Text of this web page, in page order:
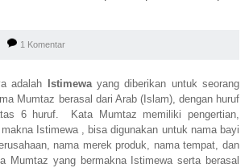
1 Komentar
adalah Istimewa yang diberikan untuk seorang
Mumtaz berasal dari Arab (Islam), dengan huruf
6 huruf. Kata Mumtaz memiliki pengertian,
Istimewa , bisa digunakan untuk nama bayi
nama merek produk, nama tempat, dan
Mumtaz yang bermakna Istimewa serta berasal